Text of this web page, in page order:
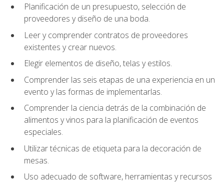
Planificación de un presupuesto, selección de
proveedores y diseño de una boda.
Leer y comprender contratos de proveedores
existentes y crear nuevos.
Elegir elementos de diseño, telas y estilos.
Comprender las seis etapas de una experiencia en un
evento y las formas de implementarlas.
Comprender la ciencia detrás de la combinación de
alimentos y vinos para la planificación de eventos
especiales.
Utilizar técnicas de etiqueta para la decoración de
mesas.
Uso adecuado de software, herramientas y recursos